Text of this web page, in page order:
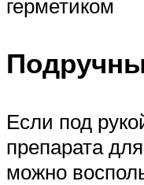
герметиком
Если под
препарата
можно